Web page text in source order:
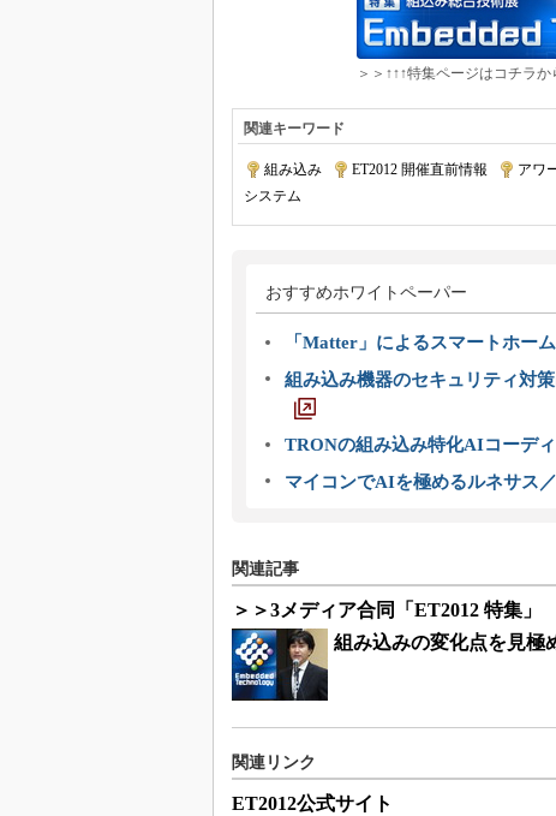
＞＞↑↑↑特集ページはコチラか
関連キーワード
組み込み ET2012 開催直前情報 アワ
システム
おすすめホワイトペーパー
「Matter」によるスマートホー
組み込み機器のセキュリティ対
TRONの組み込み特化AIコーデ
マイコンでAIを極めるルネサス
関連記事
＞＞3メディア合同「ET2012 特集」
組み込みの変化点を見
関連リンク
ET2012公式サイト